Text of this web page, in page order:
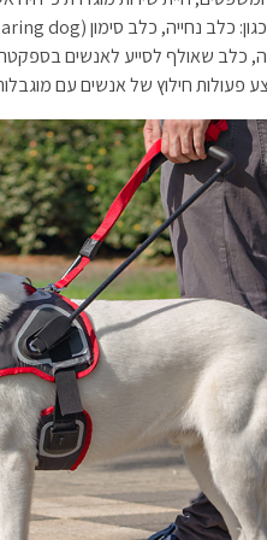
כלב שאולף לסייע לאנשים
פעולות חילוץ של אנשים עם